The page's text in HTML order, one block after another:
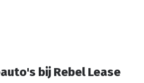
bij Rebel Lease